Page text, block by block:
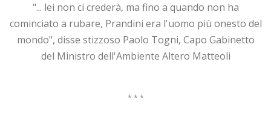
"... lei non ci crederà, ma fino a quando non ha
cominciato a rubare, Prandini era l'uomo più onesto del
mondo", disse stizzoso Paolo Togni, Capo Gabinetto
del Ministro dell'Ambiente Altero Matteoli
* * *